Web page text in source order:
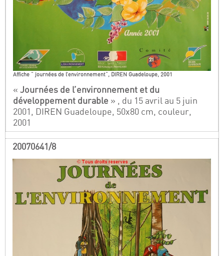
Affiche " journées de l’environnement", DIREN Guadeloupe, 2001
«Journées de l’environnement et du
développement durable » , du 15 avril au 5 juin
2001, DIREN Guadeloupe, 50x80 cm, couleur,
2001
20070641/8